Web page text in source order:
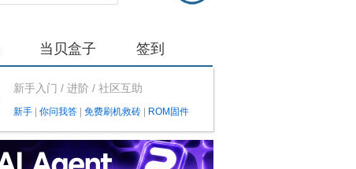
当贝盒子 签到
新手入门 / 进阶 / 社区互助
新手 你问我答 免费刷机救砖 ROM固件